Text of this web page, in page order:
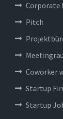
Corporate
Pitch
Coworker
Startup
Startup